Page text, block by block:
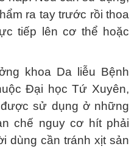
ra tay trước rồi thoa
tiếp lên cơ thể hoặc
khoa Da liễu Bệnh
Đại học Tứ Xuyên,
sử dụng ở những
chế nguy cơ hít phải
dùng cần tránh xịt sản